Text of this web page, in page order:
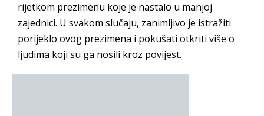
rijetkom prezimenu koje je nastalo u manjoj
zajednici. U svakom slučaju, zanimljivo je istražiti
porijeklo ovog prezimena i pokušati otkriti više o
ljudima koji su ga nosili kroz povijest.